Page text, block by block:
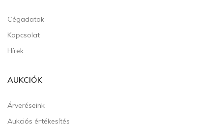
Cégadatok
Kapcsolat
Hírek
AUKCIÓK
Árveréseink
Aukciós értékesítés